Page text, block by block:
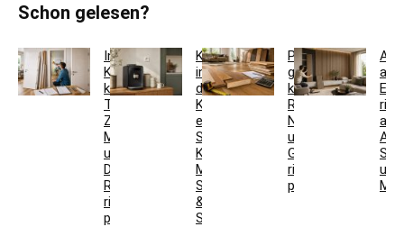
Schon gelesen?
Innentür-
Komplettset
kaufen:
Türblatt,
Zarge,
Maße
und
DIN-
Richtung
richtig
prüfen
Kaffeestation
in
der
Küche
einrichten:
Sideboard,
Kaffeeschrank,
Maße,
Steckdosen
&
Stauraum
Parkett
günstig
kaufen:
Restposten,
Nutzschicht
und
Gesamtkosten
richtig
prüfen
aus
und